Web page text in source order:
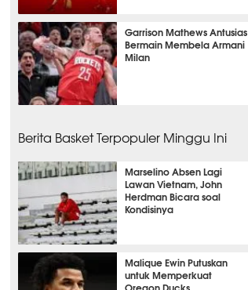
15 jam 20 menit lalu
Garrison Mathews Antusias
Bermain Membela Armani
Milan
Berita Basket Terpopuler Minggu Ini
Marselino Absen Lagi
Lawan Vietnam, John
Herdman Bicara soal
Kondisinya
SEPAK BOLA
Malique Ewin Putuskan
untuk Memperkuat